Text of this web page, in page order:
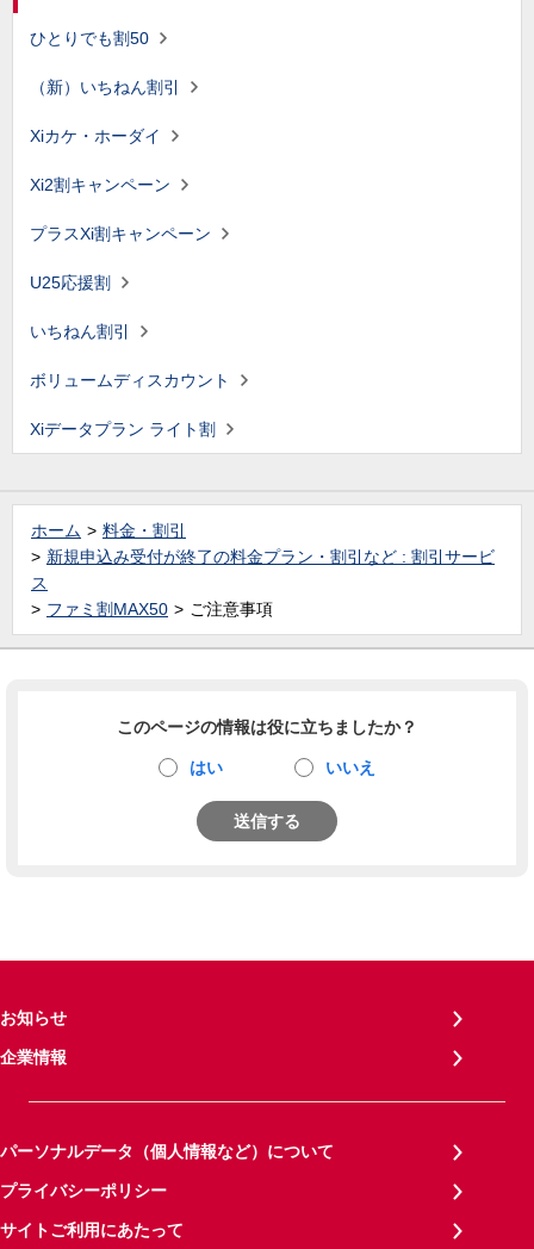
ひとりでも割50
（新）いちねん割引
Xiカケ・ホーダイ
Xi2割キャンペーン
プラスXi割キャンペーン
U25応援割
いちねん割引
ボリュームディスカウント
Xiデータプラン ライト割
ホーム
料金・割引
新規申込み受付が終了の料金プラン・割引など : 割引サービ
ス
ファミ割MAX50
ご注意事項
このページの情報は役に立ちましたか？
はい いいえ
送信する
お知らせ
企業情報
パーソナルデータ（個人情報など）について
プライバシーポリシー
サイトご利用にあたって